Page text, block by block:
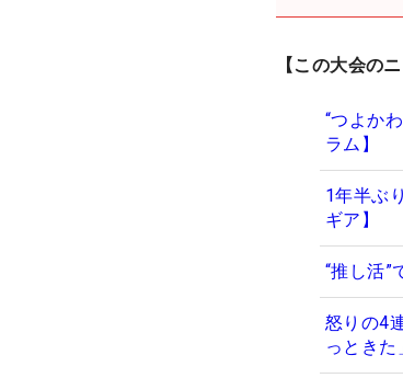
【この大会の
“つよか
ラム】
1年半ぶ
ギア】
“推し活
怒りの4
っときた